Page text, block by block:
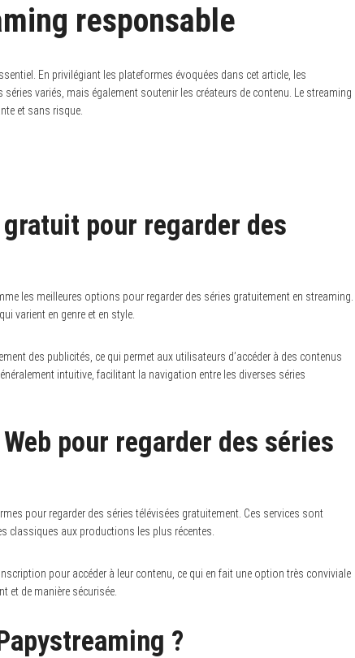
responsable
En privilégiant les plateformes évoquées dans cet article, les
variés, mais également soutenir les créateurs de contenu. Le streaming
et sans risque.
pour regarder des
les meilleures options pour regarder des séries gratuitement en streaming.
varient en genre et en style.
des publicités, ce qui permet aux utilisateurs d’accéder à des contenus
intuitive, facilitant la navigation entre les diverses séries
pour regarder des séries
pour regarder des séries télévisées gratuitement. Ces services sont
classiques aux productions les plus récentes.
pour accéder à leur contenu, ce qui en fait une option très conviviale
et de manière sécurisée.
?